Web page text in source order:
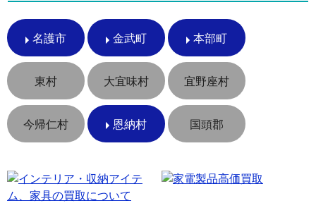
名護市 金武町 本部町
東村 大宜味村 宜野座村
今帰仁村 恩納村 国頭郡